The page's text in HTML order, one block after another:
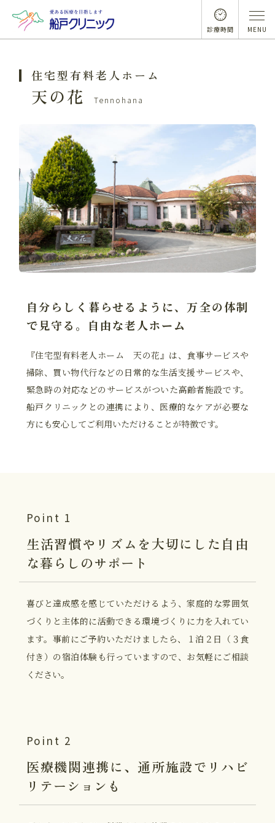
診療時間 MENU
住宅型有料老人ホーム
天の花 Tennohana
自分らしく暮らせるように、万全の体制
で見守る。
自由な老人ホーム
『住宅型有料老人ホーム 天の花』は、食事サービスや
掃除、買い物代行などの日常的な生活支援サービスや、
緊急時の対応などのサービスがついた高齢者施設です。
船戸クリニックとの連携により、医療的なケアが必要な
方にも安心してご利用いただけることが特徴です。
Point 1
生活習慣やリズムを大切にした 自由
な暮らしのサポート
喜びと達成感を感じていただけるよう、家庭的な雰囲気
づくりと主体的に活動できる環境づくりに力を入れてい
ます。事前にご予約いただけましたら、１泊２日（３食
付き）の宿泊体験も行っていますので、お気軽にご相談
ください。
Point 2
医療機関連携に、 通所施設で リハビ
リテーションも